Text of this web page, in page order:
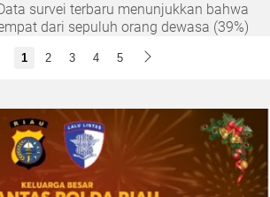
survei terbaru menunjukkan bahwa
dari sepuluh orang dewasa (39%)
tulus seiring bertambahnya usia. Namun,
08-04 20:17:41 Univar Solutions LLC
1 2 3 4 5